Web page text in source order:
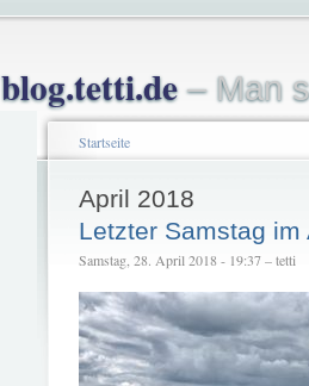
blog.tetti.de– Man
Startseite
April 2018
Letzter Samstag im
Samstag, 28. April 2018 - 19:37 – tetti